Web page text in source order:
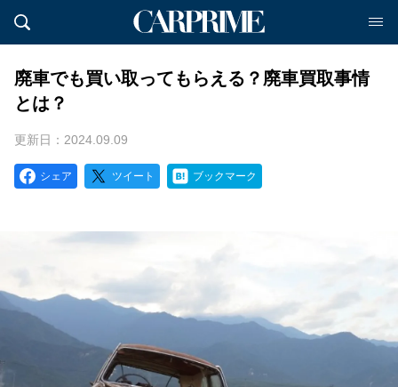
廃車でも買い取ってもらえる？廃車買取事情
とは？
更新日：2024.09.09
シェア ツイート ブックマーク